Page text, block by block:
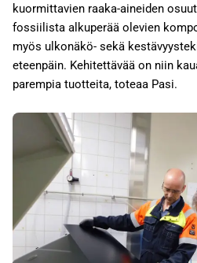
kuormittavien raaka-aineiden
fossiilista alkuperää olevien
myös ulkonäkö- sekä
eteenpäin. Kehitettävää on niin
parempia tuotteita, toteaa Pasi.